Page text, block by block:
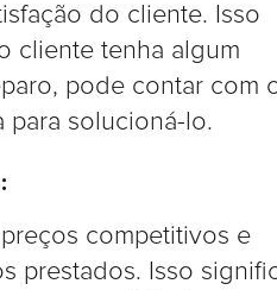
do cliente. Isso
cliente tenha algum
pode contar com
para solucioná-lo.
competitivos e
prestados. Isso